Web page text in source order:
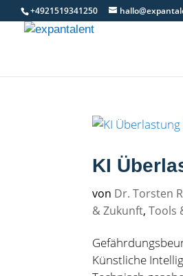
Skip
to
content
+4921519341250
KI
von Dr. Torsten
& Zukunft,Tools
Künstliche